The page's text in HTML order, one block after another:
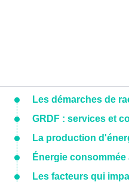
Les démarches de
GRDF : services et
La production
Énergie consommée
Les facteurs qui